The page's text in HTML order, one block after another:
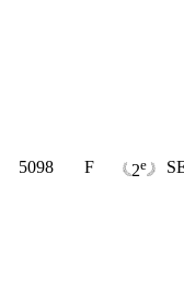
5098 F 2e